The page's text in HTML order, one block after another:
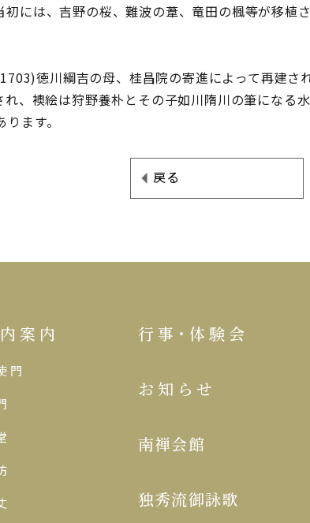
初には、吉野の桜、難波の葦、竜田の楓等が移植
徳川綱吉の母、桂昌院の寄進によって再建さ
、襖絵は狩野養朴とその子如川隋川の筆になる
ます。
戻る
案内
門
行事･体験会
お知らせ
南禅会館
独秀流御詠歌